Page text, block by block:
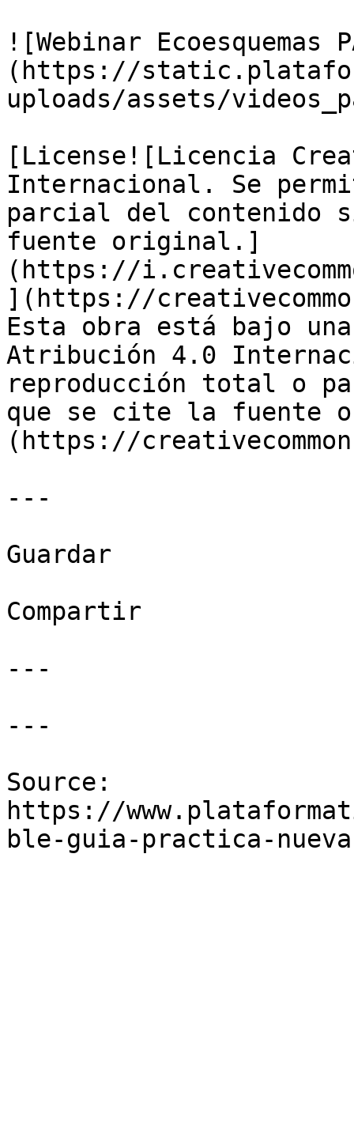
![Webinar
(https://
uploads/assets/
[License![Licencia
Internacional. Se
parcial del contenido
fuente original.]
(https://
](https://
Esta obra está bajo
Atribución 4.0
reproducción total o
que se cite la fuente
(https://
---
Guardar
Compartir
---
---
Source:
https://